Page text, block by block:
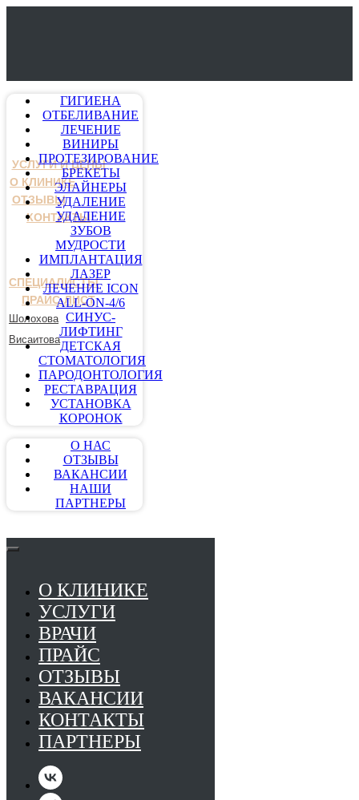
УСЛУГИ И ЦЕНЫ
О КЛИНИКЕ
ОТЗЫВЫ
КОНТАКТЫ
СПЕЦИАЛИСТЫ
ПРАЙС-ЛИСТ
Шолохова
Висаитова
ГИГИЕНА
ОТБЕЛИВАНИЕ
ЛЕЧЕНИЕ
ВИНИРЫ
ПРОТЕЗИРОВАНИЕ
БРЕКЕТЫ
ЭЛАЙНЕРЫ
УДАЛЕНИЕ
УДАЛЕНИЕ
ЗУБОВ
МУДРОСТИ
ИМПЛАНТАЦИЯ
ЛАЗЕР
ЛЕЧЕНИЕ ICON
ALL-ON-4/6
СИНУС-
ЛИФТИНГ
ДЕТСКАЯ
СТОМАТОЛОГИЯ
ПАРОДОНТОЛОГИЯ
РЕСТАВРАЦИЯ
УСТАНОВКА
КОРОНОК
О НАС
ОТЗЫВЫ
ВАКАНСИИ
НАШИ
ПАРТНЕРЫ
О КЛИНИКЕ
УСЛУГИ
ВРАЧИ
ПРАЙС
ОТЗЫВЫ
ВАКАНСИИ
КОНТАКТЫ
ПАРТНЕРЫ